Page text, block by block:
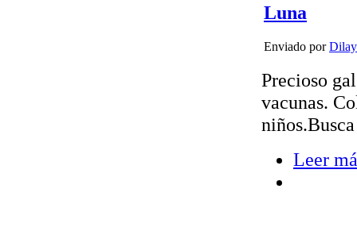
Luna
Enviado porDilay
Precioso
vacunas.
Leer